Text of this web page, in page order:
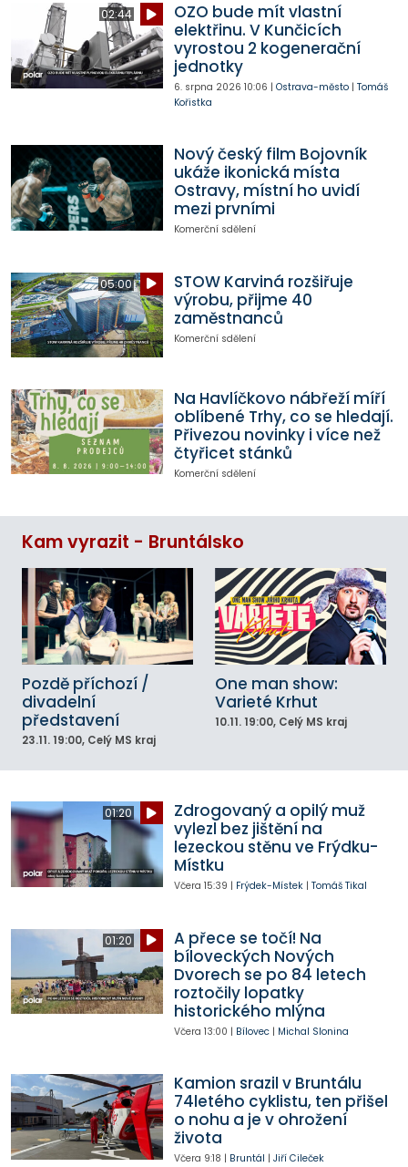
02:44
OZO bude mít vlastní
elektřinu. V Kunčicích
vyrostou 2 kogenerační
jednotky
6. srpna 2026 10:06 | Ostrava-město| Tomáš
Kořistka
Nový český film Bojovník
ukáže ikonická místa
Ostravy, místní ho uvidí
mezi prvními
Komerční sdělení
05:00
STOW Karviná rozšiřuje
výrobu, přijme 40
zaměstnanců
Komerční sdělení
Na Havlíčkovo nábřeží míří
oblíbené Trhy, co se hledají.
Přivezou novinky i více než
čtyřicet stánků
Komerční sdělení
Kam vyrazit - Bruntálsko
Pozdě příchozí /
divadelní
představení
23.11. 19:00, Celý MS kraj
One man show:
Varieté Krhut
10.11. 19:00, Celý MS kraj
01:20
Zdrogovaný a opilý muž
vylezl bez jištění na
lezeckou stěnu ve Frýdku-
Místku
Včera 15:39 | Frýdek-Místek| Tomáš Tikal
01:20
A přece se točí! Na
bíloveckých Nových
Dvorech se po 84 letech
roztočily lopatky
historického mlýna
Včera 13:00 | Bílovec| Michal Slonina
Kamion srazil v Bruntálu
74letého cyklistu, ten přišel
o nohu a je v ohrožení
života
Včera 9:18 | Bruntál | Jiří Cileček